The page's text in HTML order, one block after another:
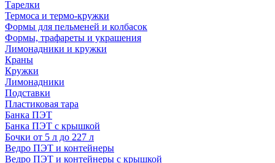
Тарелки
Термоса и термо-кружки
Формы для пельменей и колбасок
Формы, трафареты и украшения
Лимонадники и кружки
Краны
Кружки
Лимонадники
Подставки
Пластиковая тара
Банка ПЭТ
Банка ПЭТ с крышкой
Бочки от 5 л до 227 л
Ведро ПЭТ и контейнеры
Ведро ПЭТ и контейнеры с крышкой